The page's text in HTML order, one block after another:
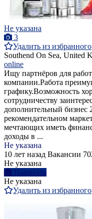
Не указана
3
Удалить из избранного
Southend On Sea, United
online
Ищу партнёров для
компании.Работа
графику.Возможность
сотрудничеству
дополнительный бизнес
рекомендательном
мечтающих иметь
доходы в ...
Не указана
10 лет назад Вакансии
Не указана
Написать
Не указана
Удалить из избранного